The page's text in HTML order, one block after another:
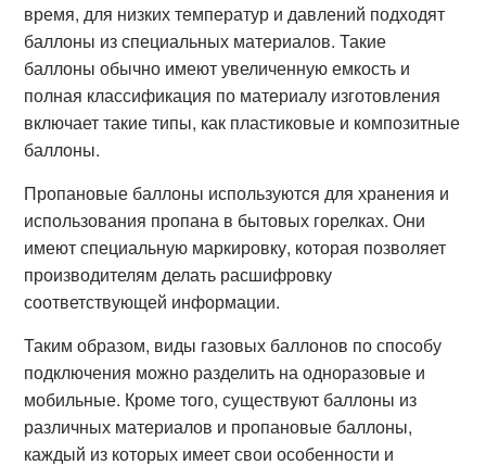
время, для низких температур и давлений подходят
баллоны из специальных материалов. Такие
баллоны обычно имеют увеличенную емкость и
полная классификация по материалу изготовления
включает такие типы, как пластиковые и композитные
баллоны.
Пропановые баллоны используются для хранения и
использования пропана в бытовых горелках. Они
имеют специальную маркировку, которая позволяет
производителям делать расшифровку
соответствующей информации.
Таким образом, виды газовых баллонов по способу
подключения можно разделить на одноразовые и
мобильные. Кроме того, существуют баллоны из
различных материалов и пропановые баллоны,
каждый из которых имеет свои особенности и